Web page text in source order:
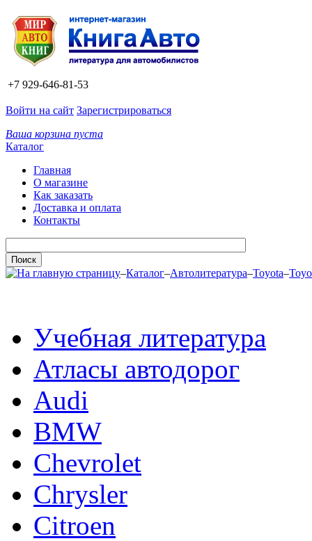
+7 929-646-81-53
Войти на сайт Зарегистрироваться
Ваша корзина пуста
Каталог
Главная
О магазине
Как заказать
Доставка и оплата
Контакты
–Каталог–Автолитература–Toyota–
Учебная литература
Атласы автодорог
Audi
BMW
Chevrolet
Chrysler
Citroen